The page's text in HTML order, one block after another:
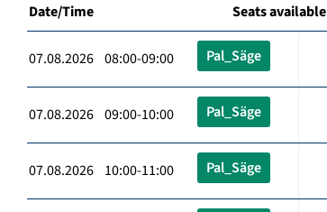
Date/Time Seats available
07.08.2026 08:00-09:00 Pal_Säge
07.08.2026 09:00-10:00 Pal_Säge
07.08.2026 10:00-11:00 Pal_Säge